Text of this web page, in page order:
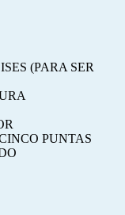
(PARA SER
PUNTAS